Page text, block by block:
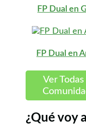
FP Dual en
FP Dual en
Ver Todas
¿Qué voy a